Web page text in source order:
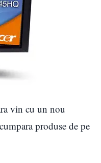
vin cu un nou
produse de pe